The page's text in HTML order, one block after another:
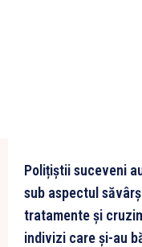
Polițiștii suceveni
sub aspectul
tratamente și
indivizi care și-au